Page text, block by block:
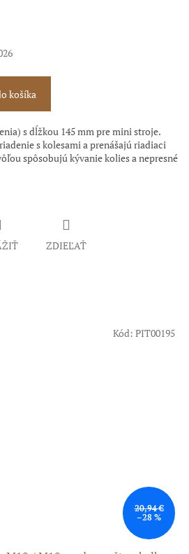
košíka
s dĺžkou 145 mm pre mini stroje.
s kolesami a prenášajú riadiaci
spôsobujú kývanie kolies a nepresné
ZDIEĽAŤ
20,94 €
–28 %
Kód: PIT00195